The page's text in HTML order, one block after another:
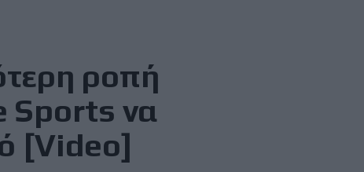
ροπή
Sports να
[Video]